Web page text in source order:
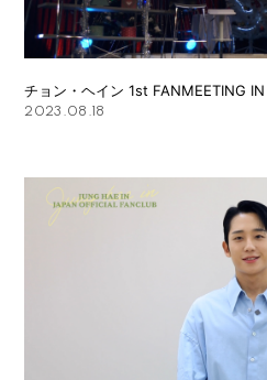
チョン・ヘイン 1st FANMEETING
2023.08.18